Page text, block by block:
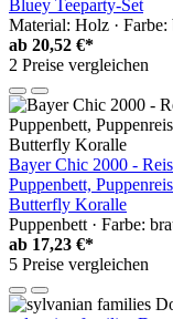
Bluey Teeparty-Set
Material: Holz ·
ab 20,52 €*
2 Preise vergleichen
Bayer Chic 2000 -
Puppenbett,
Butterfly Koralle
Puppenbett · Farbe:
ab 17,23 €*
5 Preise vergleichen